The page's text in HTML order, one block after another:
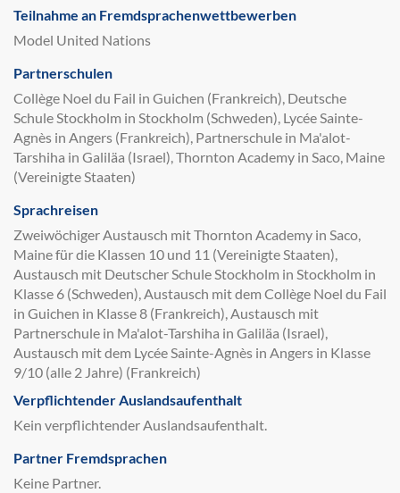
Teilnahme an Fremdsprachenwettbewerben
Model United Nations
Partnerschulen
Collège Noel du Fail in Guichen (Frankreich), Deutsche
Schule Stockholm in Stockholm (Schweden), Lycée Sainte-
Agnès in Angers (Frankreich), Partnerschule in Ma'alot-
Tarshiha in Galiläa (Israel), Thornton Academy in Saco, Maine
(Vereinigte Staaten)
Sprachreisen
Zweiwöchiger Austausch mit Thornton Academy in Saco,
Maine für die Klassen 10 und 11 (Vereinigte Staaten),
Austausch mit Deutscher Schule Stockholm in Stockholm in
Klasse 6 (Schweden), Austausch mit dem Collège Noel du Fail
in Guichen in Klasse 8 (Frankreich), Austausch mit
Partnerschule in Ma'alot-Tarshiha in Galiläa (Israel),
Austausch mit dem Lycée Sainte-Agnès in Angers in Klasse
9/10 (alle 2 Jahre) (Frankreich)
Verpflichtender Auslandsaufenthalt
Kein verpflichtender Auslandsaufenthalt.
Partner Fremdsprachen
Keine Partner.